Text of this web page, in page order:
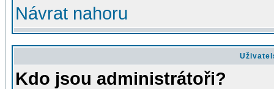
Návrat nahoru
Kdo jsou administrátoři?